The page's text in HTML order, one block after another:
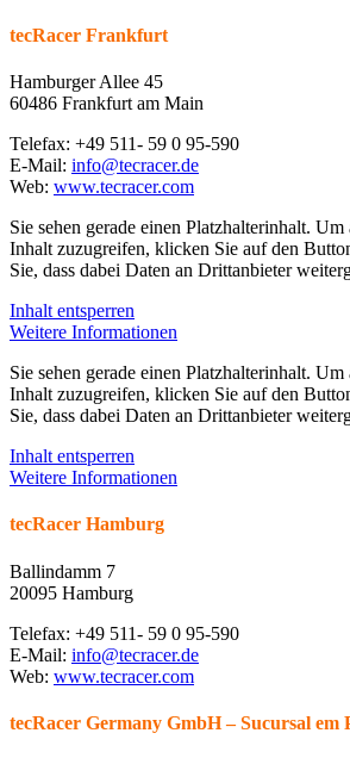
tecRacer Frankfurt
Hamburger Allee 45
60486 Frankfurt am Main
Telefax: +49 511- 59 0 95-590
E-Mail: info@tecracer.de
Web: www.tecracer.com
Sie sehen gerade einen Platzhalterinhalt.
Inhalt zuzugreifen, klicken Sie auf den
Sie, dass dabei Daten an Drittanbieter
Inhalt entsperren
Weitere Informationen
Sie sehen gerade einen Platzhalterinhalt.
Inhalt zuzugreifen, klicken Sie auf den
Sie, dass dabei Daten an Drittanbieter
Inhalt entsperren
Weitere Informationen
tecRacer Hamburg
Ballindamm 7
20095 Hamburg
Telefax: +49 511- 59 0 95-590
E-Mail: info@tecracer.de
Web: www.tecracer.com
tecRacer Germany GmbH – Sucursal em